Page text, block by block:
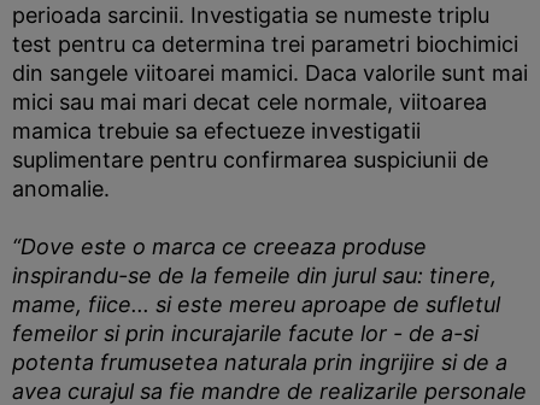
perioada sarcinii. Investigatia se numeste triplu
test pentru ca determina trei parametri biochimici
din sangele viitoarei mamici. Daca valorile sunt mai
mici sau mai mari decat cele normale, viitoarea
mamica trebuie sa efectueze investigatii
suplimentare pentru confirmarea suspiciunii de
anomalie.
“Dove este o marca ce creeaza produse
inspirandu-se de la femeile din jurul sau: tinere,
mame, fiice... si este mereu aproape de sufletul
femeilor si prin incurajarile facute lor - de a-si
potenta frumusetea naturala prin ingrijire si de a
avea curajul sa fie mandre de realizarile personale